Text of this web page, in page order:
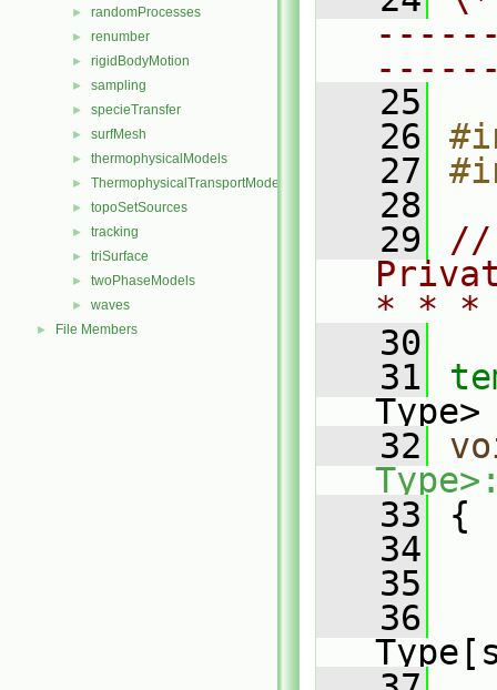
► randomProcesses
► renumber
► rigidBodyMotion
► sampling
► specieTransfer
► surfMesh
► thermophysicalModels
► ThermophysicalTransportModels
► topoSetSources
► tracking
► triSurface
► twoPhaseModels
► waves
► File Members
   25
   26
   27
   28
   29
//
* * *
   30
   31
Type>
   32
   33
{
   34
   35
   36